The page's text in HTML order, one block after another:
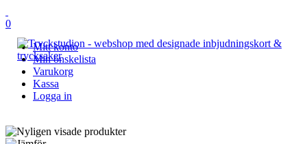
0
Mitt konto
Min önskelista
Varukorg
Kassa
Logga in